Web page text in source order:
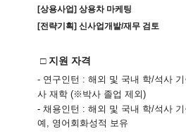
[상용사업] 상용차 마케팅
[전략기획] 신사업개발/재무 검토
□ 지원 자격
- 연구인턴 : 해외 및 국내 학/석사
사 재학 (※ 박사 졸업 제외)
- 채용인턴 : 해외 및 국내 학/석사
예 , 영어회화성적 보유